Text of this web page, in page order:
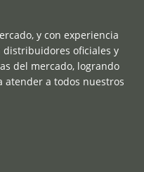
y con experiencia
oficiales y
del mercado, logrando
atender a todos nuestros